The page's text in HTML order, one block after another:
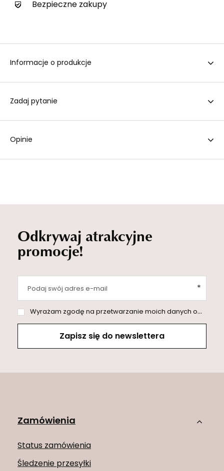
Bezpieczne zakupy
Informacje o produkcje
Zadaj pytanie
Opinie
Odkrywaj atrakcyjne
promocje!
Podaj swój adres e-mail
Wyrażam zgodę na przetwarzanie moich danych osobowych (adres e-mail) na potrzeby wysyłki newslettera z informacją handlową (marketing). Więcej w
Zapisz się do newslettera
Zamówienia
Status zamówienia
Śledzenie przesyłki